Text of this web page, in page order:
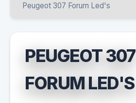
Peugeot 307 Forum Led's
PEUGEOT 307
FORUM LED'S